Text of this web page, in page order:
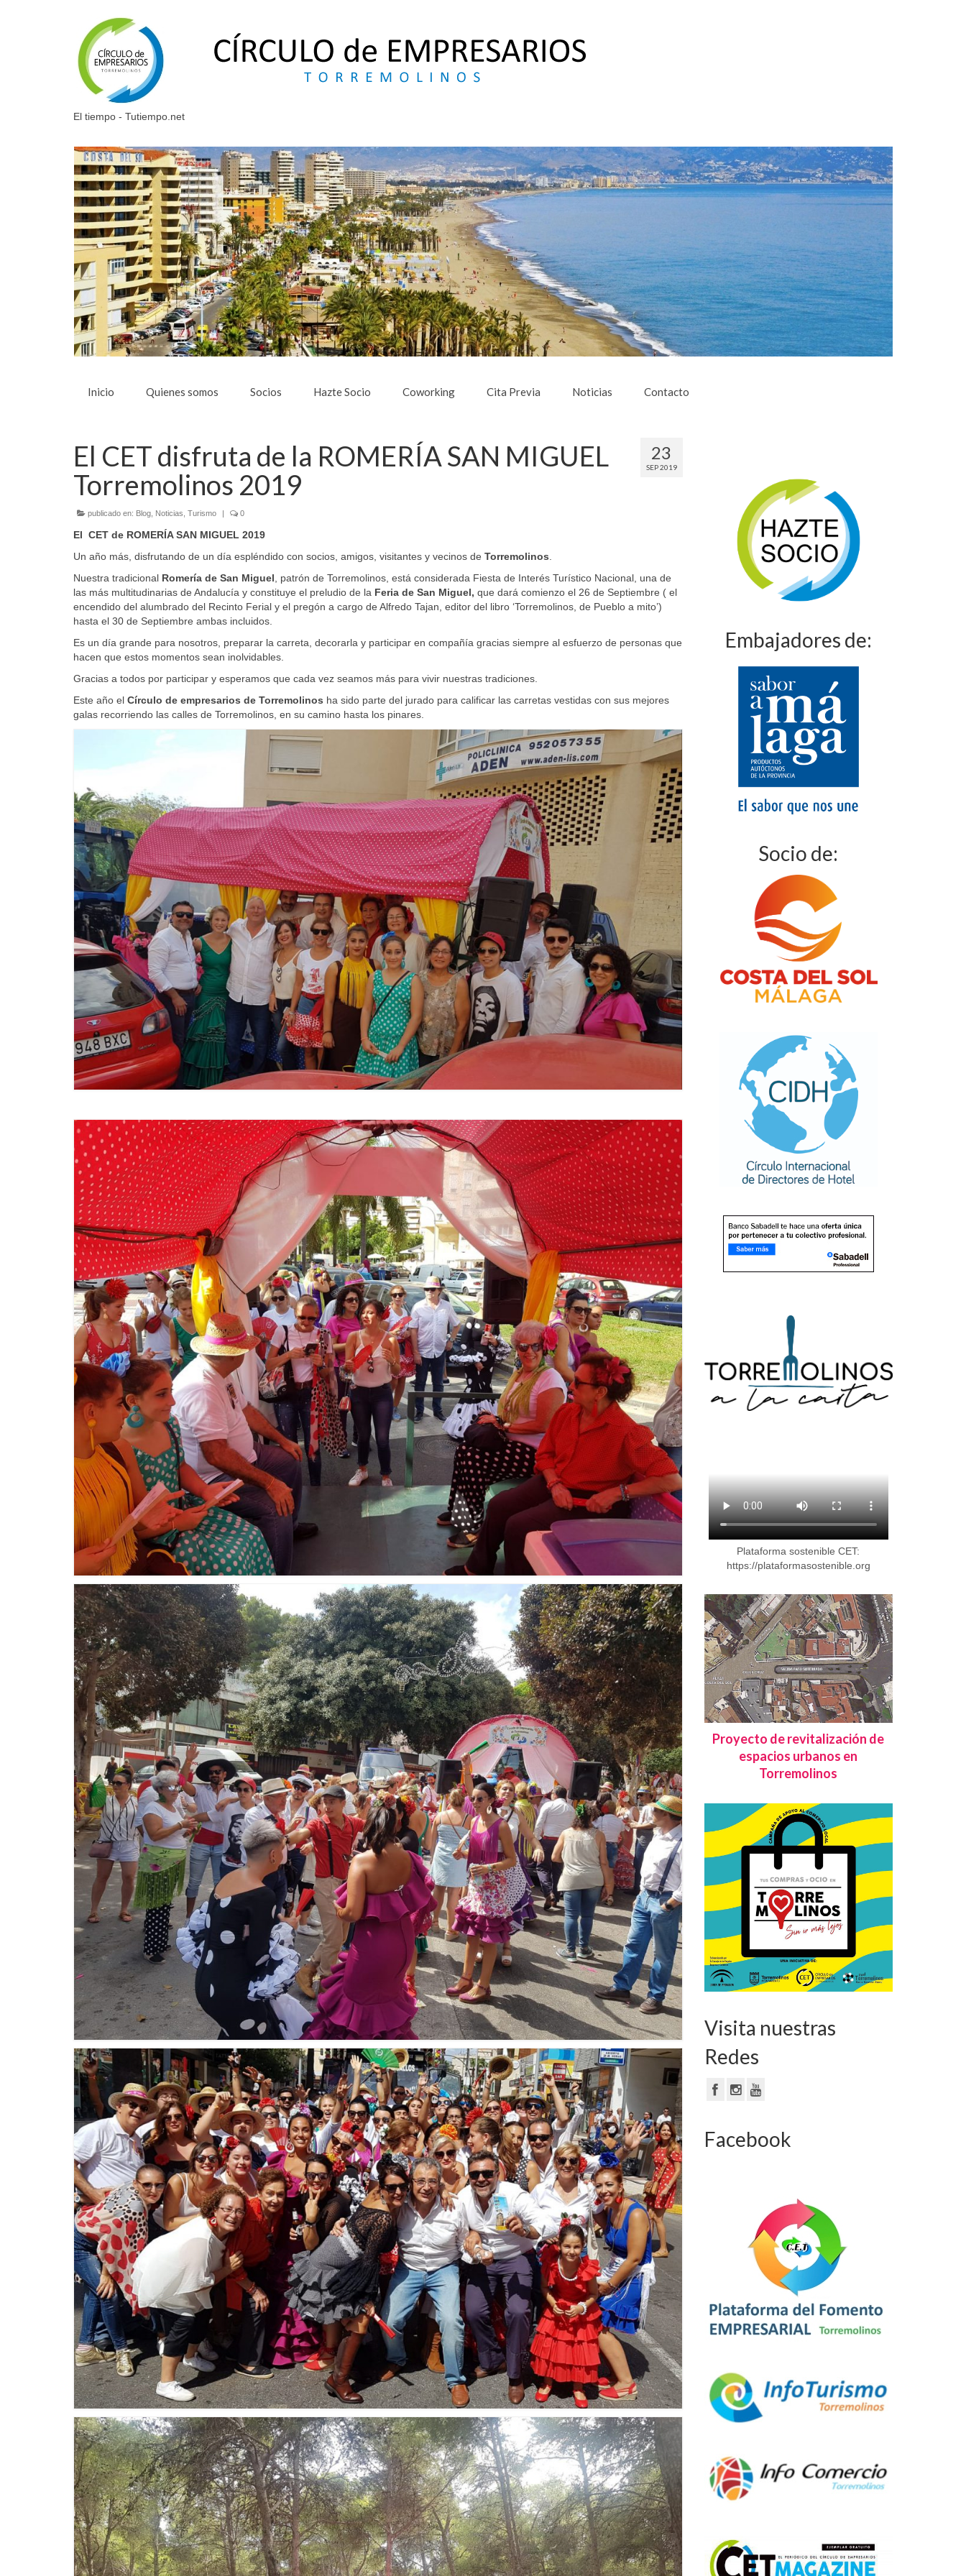
El tiempo - Tutiempo.net
Inicio Quienes somos Socios Hazte Socio Coworking Cita Previa Noticias Contacto
23
SEP 2019
El CET disfruta de la ROMERÍA SAN MIGUEL
Torremolinos 2019
publicado en: Blog Noticias Turismo | 0
El CET de ROMERÍA SAN MIGUEL 2019
Un año más, disfrutando de un día espléndido con socios, amigos, visitantes y vecinos de Torremolinos
Nuestra tradicional Romería de San Miguel
patrón de Torremolinos, está considerada Fiesta de Interés Turístico Nacional, una de
las más multitudinarias de Andalucía y constituye el preludio de la Feria de San Miguel, que dará comienzo el 26 de Septiembre ( el
encendido del alumbrado del Recinto Ferial y el pregón a cargo de Alfredo Tajan, editor del libro ‘Torremolinos, de Pueblo a mito’)
hasta el 30 de Septiembre ambas incluidos.
Es un día grande para nosotros, preparar la carreta, decorarla y participar en compañía gracias siempre al esfuerzo de personas que
hacen que estos momentos sean inolvidables.
Gracias a todos por participar y esperamos que cada vez seamos más para vivir nuestras tradiciones.
Este año el Círculo de empresarios de Torremolinos ha sido parte del jurado para calificar las carretas vestidas con sus mejores
galas recorriendo las calles de Torremolinos, en su camino hasta los pinares.
Embajadores de:
Socio de:
Plataforma sostenible CET:
https://plataformasostenible.org
Proyecto de revitalización de
espacios urbanos en
Torremolinos
Visita nuestras
Redes
Facebook